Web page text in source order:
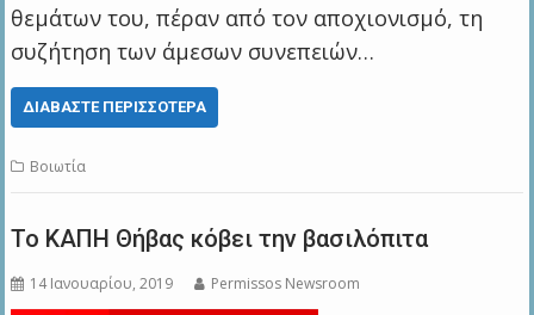
θεμάτων του, πέραν από τον αποχιονισμό, τη
συζήτηση των άμεσων συνεπειών…
ΔΙΑΒΆΣΤΕ ΠΕΡΙΣΣΌΤΕΡΑ
Βοιωτία
Το ΚΑΠΗ Θήβας κόβει την βασιλόπιτα
14 Ιανουαρίου, 2019 Permissos Newsroom